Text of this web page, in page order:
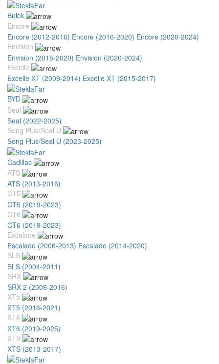
Buick
Encore
Encore (2012-2016) Encore (2016-2020) Encore (2020-2024)
Envision
Envision (2015-2020) Envision (2020-2024)
Excelle
Excelle XT (2009-2014) Excelle XT (2015-2017)
BYD
Seal
Seal (2022-2025)
Song Plus/Seal U
Song Plus/Seal U (2023-2025)
Cadillac
ATS
ATS (2013-2016)
CT5
CT5 (2019-2023)
CT6
CT6 (2019-2023)
Escalade
Escalade (2006-2013) Escalade (2014-2020)
SLS
SLS (2004-2011)
SRX
SRX 2 (2009-2016)
XT5
XT5 (2016-2021)
XT6
XT6 (2019-2025)
XTS
XTS (2013-2017)